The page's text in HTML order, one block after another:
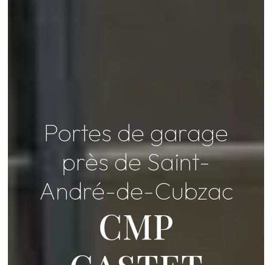
Portes de garage
près de Saint-
André-de-Cubzac
CMP